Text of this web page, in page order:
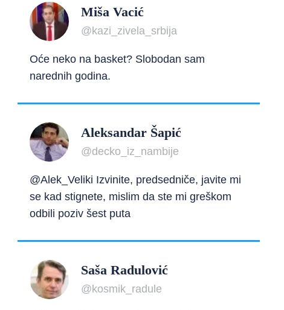
Miša Vacić
@kazi_zivela_srbija
Oće neko na basket? Slobodan sam
narednih godina.
Aleksandar Šapić
@decko_iz_nambije
@Alek_Veliki Izvinite, predsedniče, javite mi
se kad stignete, mislim da ste mi greškom
odbili poziv šest puta
Saša Radulović
@kosmik_radule